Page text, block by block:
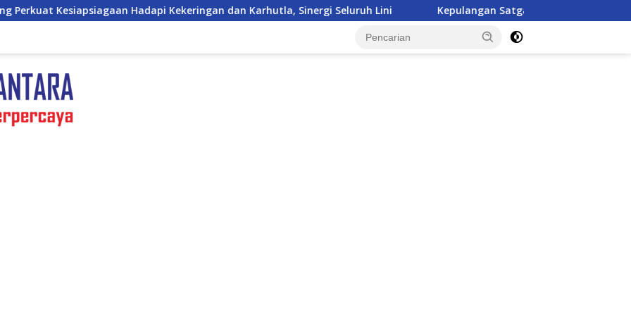
Kekeringan dan Karhutla, Sinergi Seluruh Lini Kepulangan Satgas Kizi TNI Kontingen Garuda XX-V MONUSCO